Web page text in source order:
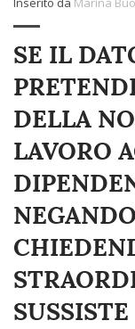
SE IL
DELLA
LAVORO